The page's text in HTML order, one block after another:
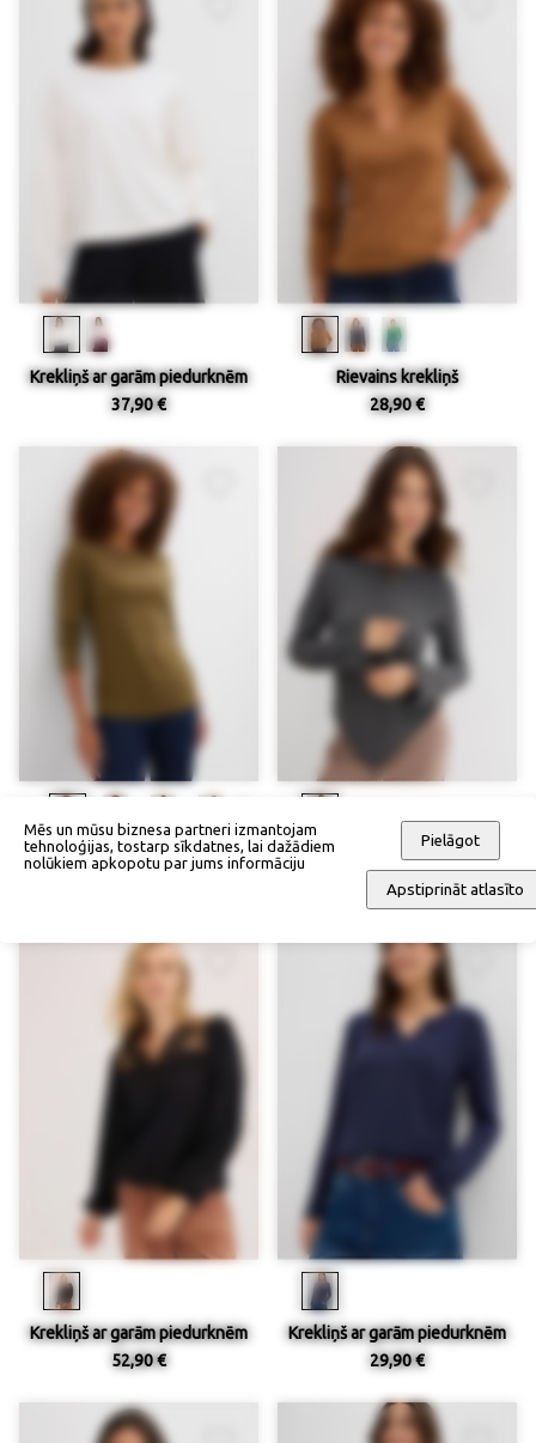
Krekliņš ar garām piedurknēm
37,90 €
Rievains krekliņš
28,90 €
Krekliņš
Rievains krekliņš
59,90 €
Krekliņš ar garām piedurknēm
52,90 €
Krekliņš ar garām piedurknēm
29,90 €
Mēs un mūsu biznesa partneri izmantojam
tehnoloģijas, tostarp sīkdatnes, lai dažādiem
nolūkiem apkopotu par jums informāciju
Pielāgot
Apstiprināt atlasīto